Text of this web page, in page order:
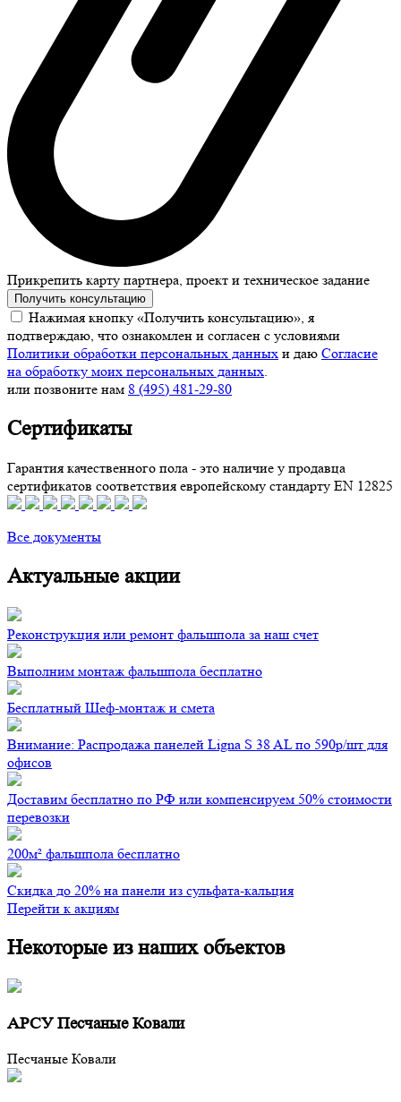
Прикрепить карту партнера, проект и техническое задание
Получить консультацию
Нажимая кнопку «Получить консультацию», я
подтверждаю, что ознакомлен и согласен с условиями
Политики обработки персональных данных и даю Согласие
на обработку моих персональных данных.
или позвоните нам 8 (495) 481-29-80
Сертификаты
Гарантия качественного пола - это наличие у продавца
сертификатов соответствия европейскому стандарту EN 12825
Все документы
Актуальные акции
Реконструкция или ремонт фальшпола за наш счет
Выполним монтаж фальшпола бесплатно
Бесплатный Шеф-монтаж и смета
Внимание: Распродажа панелей Ligna S 38 AL по 590р/шт для
офисов
Доставим бесплатно по РФ или компенсируем 50% стоимости
перевозки
200м² фальшпола бесплатно
Скидка до 20% на панели из сульфата-кальция
Перейти к акциям
Некоторые из наших объектов
АРСУ Песчаные Ковали
Песчаные Ковали